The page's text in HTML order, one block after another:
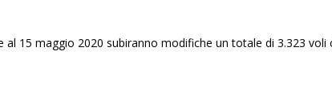
al 15 maggio 2020 subiranno modifiche un totale di 3.323